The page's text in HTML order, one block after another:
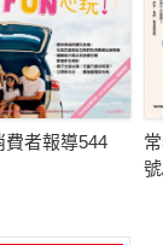
我們相信，這
溫柔的召
安排，不是奢
生活不是匆忙
一起讓生活，
費者報導544